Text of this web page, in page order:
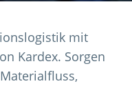
mit
Kardex. Sorgen